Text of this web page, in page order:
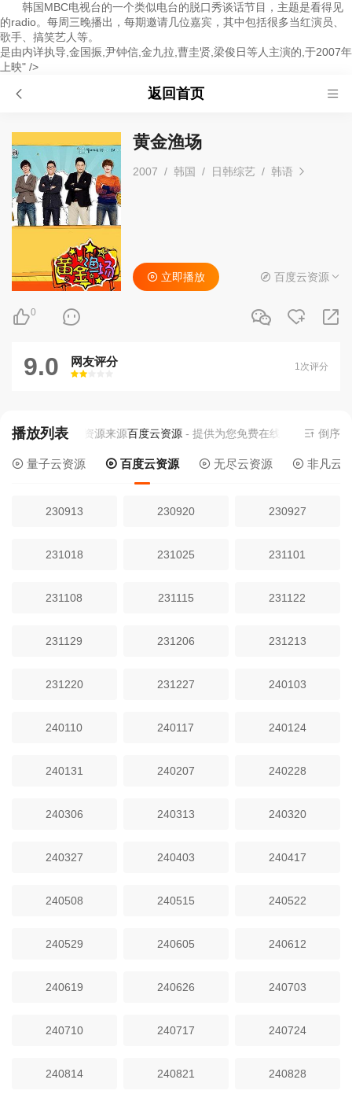
韩国MBC电视台的一个类似电台的脱口秀谈话节目，主题是看得见
的radio。每周三晚播出，每期邀请几位嘉宾，其中包括很多当红演员、
歌手、搞笑艺人等。
是由内详执导,金国振,尹钟信,金九拉,曹圭贤,梁俊日等人主演的,于2007年
上映" />
返回首页
黄金渔场
2007 / 韩国 / 日韩综艺 / 韩语
0
立即播放 百度云资源
9.0 网友评分
很差
较差还行推荐力荐
1次评分
播放列表
当前视频播放资源来源百度云资源- 提供为您免费在线观看播放黄金
倒序
量子云资源 百度云资源 无尽云资源 非凡云
230913 230920 230927
231018 231025 231101
231108 231115 231122
231129 231206 231213
231220 231227 240103
240110 240117 240124
240131 240207 240228
240306 240313 240320
240327 240403 240417
240508 240515 240522
240529 240605 240612
240619 240626 240703
240710 240717 240724
240814 240821 240828